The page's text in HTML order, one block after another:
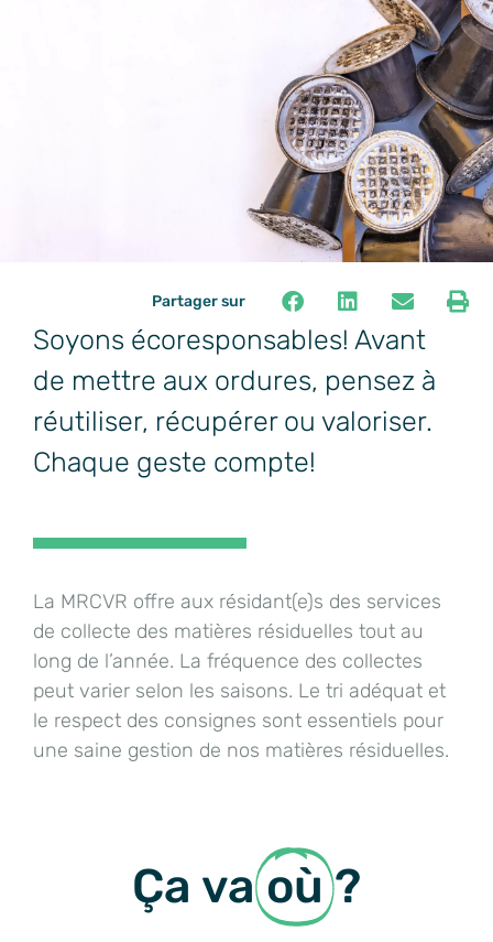
Partager sur
Soyons écoresponsables! Avant
de mettre aux ordures, pensez à
réutiliser, récupérer ou valoriser.
Chaque geste compte!
La MRCVR offre aux résidant(e)s des services
de collecte des matières résiduelles tout au
long de l’année. La fréquence des collectes
peut varier selon les saisons. Le tri adéquat et
le respect des consignes sont essentiels pour
une saine gestion de nos matières résiduelles.
Ça va où ?